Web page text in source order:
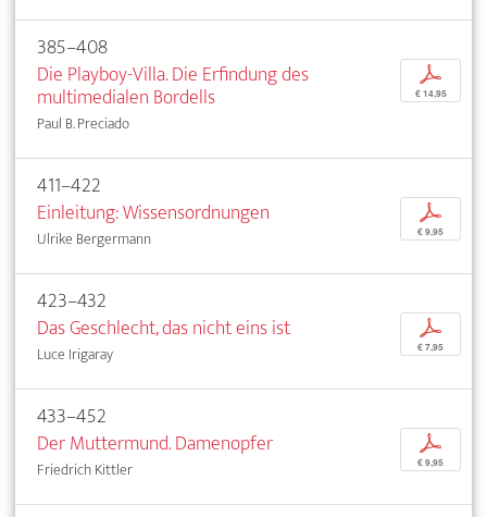
385–408
Die Playboy-Villa. Die Erfindung des
multimedialen Bordells
Paul B. Preciado
p
€ 14,95
411–422
Einleitung: Wissensordnungen
Ulrike Bergermann
p
€ 9,95
423–432
Das Geschlecht, das nicht eins ist
Luce Irigaray
p
€ 7,95
433–452
Der Muttermund. Damenopfer
Friedrich Kittler
p
€ 9,95